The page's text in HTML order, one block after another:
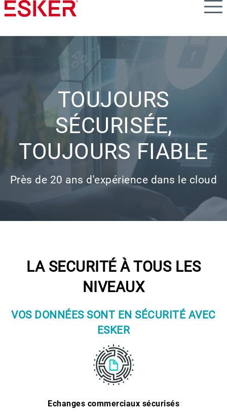
Skip
to
content
TOUJOURS
SÉCURISÉE,
TOUJOURS FIABLE
Près de 20 ans d'expérience dans le cloud
LA SECURITÉ À TOUS LES
NIVEAUX
VOS DONNÉES SONT EN SÉCURITÉ AVEC
ESKER
Echanges commerciaux sécurisés